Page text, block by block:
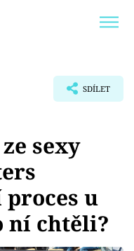
SDÍLET
sexy
u
ní chtěli?